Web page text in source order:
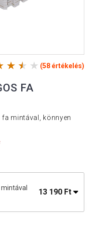
(58 értékelés)
FA
mintával, könnyen
13 190 Ft